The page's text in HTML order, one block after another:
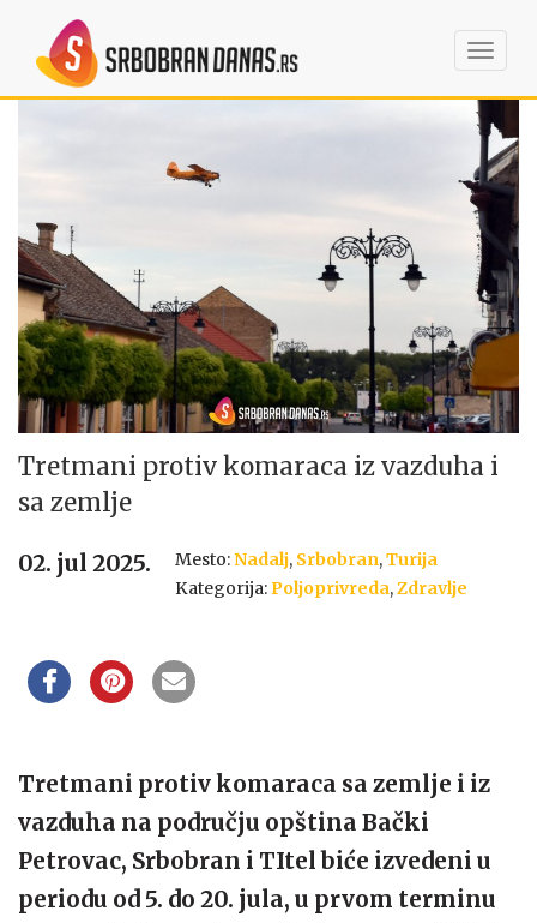
Tretmani protiv komaraca iz vazduha i
sa zemlje
02. jul 2025. Mesto:Nadalj, Srbobran,Turija
Kategorija: Poljoprivreda,Zdravlje
Tretmani protiv komaraca sa zemlje i iz
vazduha na području opština Bački
Petrovac, Srbobran i TItel biće izvedeni u
periodu od 5. do 20. jula, u prvom terminu